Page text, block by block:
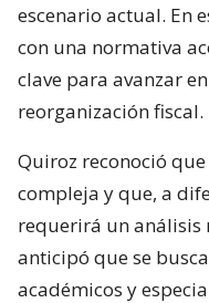
escenario actual. En
con una normativa
clave para avanzar
reorganización fiscal.
Quiroz reconoció
compleja y que, a
requerirá un análisis
anticipó que se
académicos y